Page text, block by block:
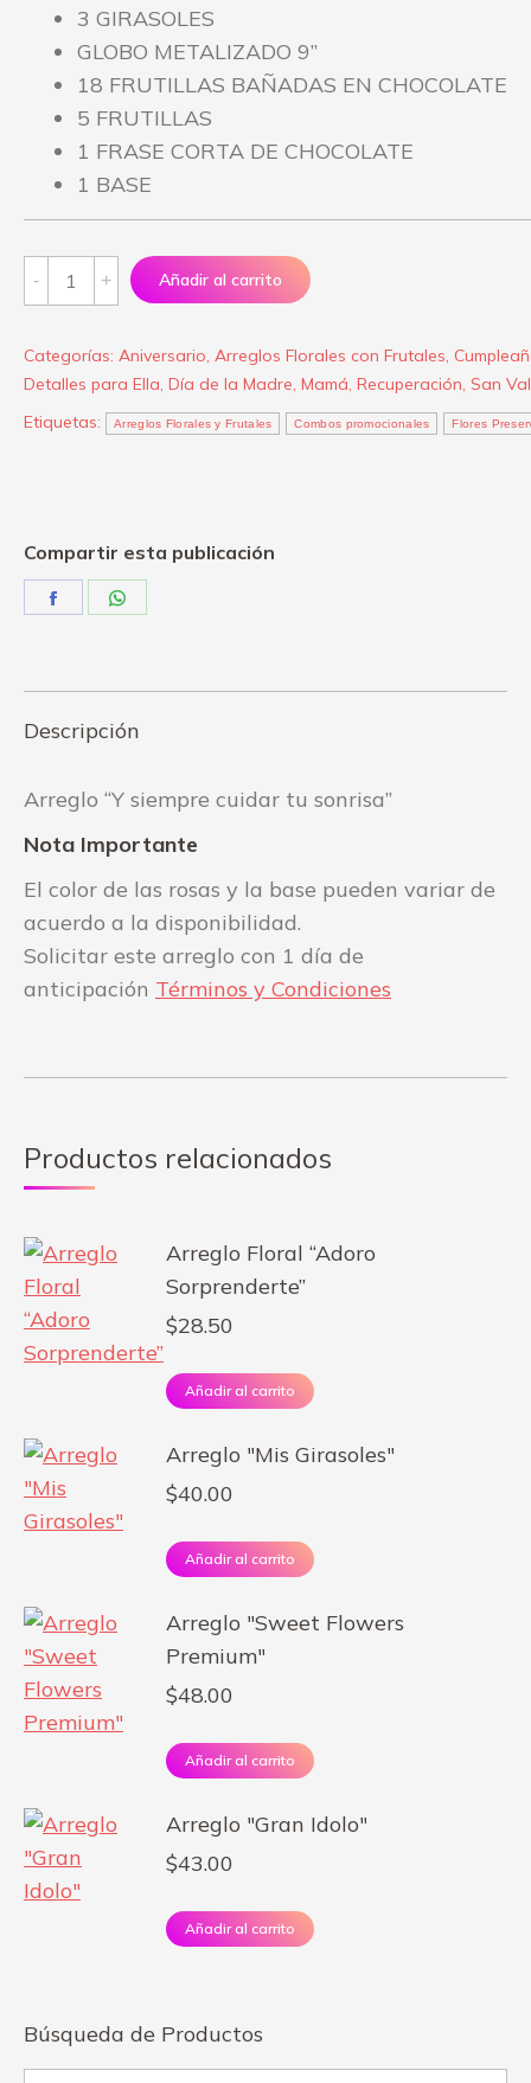
3 GIRASOLES
GLOBO METALIZADO 9”
18 FRUTILLAS BAÑADAS EN CHOCOLATE
5 FRUTILLAS
1 FRASE CORTA DE CHOCOLATE
1 BASE
Arreglo
“Y
cuidar
sonrisa”
Añadir al carrito
Categorías: Aniversario, Arreglos Florales con Frutales,
Detalles para Ella, Día de la Madre, Mamá, Recuperación, San
Etiquetas:
Arreglos Florales y Frutales Combos promocionales Flores
Compartir esta publicación
Share
Descripción
Arreglo “Y siempre cuidar tu sonrisa”
Nota Importante
El color de las rosas y la base pueden variar de
acuerdo a la disponibilidad.
Solicitar este arreglo con 1 día de
anticipación Términos y Condiciones
Productos relacionados
Arreglo Floral “Adoro
Sorprenderte”
$28.50
Añadir al carrito
Arreglo "Mis Girasoles"
$40.00
Añadir al carrito
Arreglo "Sweet Flowers
Premium"
$48.00
Añadir al carrito
Arreglo "Gran Idolo"
$43.00
Añadir al carrito
Búsqueda de Productos